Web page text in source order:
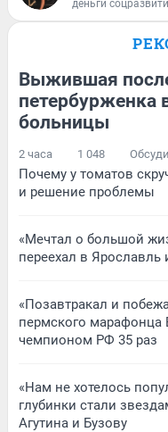
деньги
Выжившая
петербурженка
больницы
2 часа 1 048
Почему у томатов
и решение проблемы
«Мечтал о большой
переехал в
«Позавтракал и
пермского
чемпионом РФ 35 раз
«Нам не хотелось
глубинки стали
Агутина и Бузову